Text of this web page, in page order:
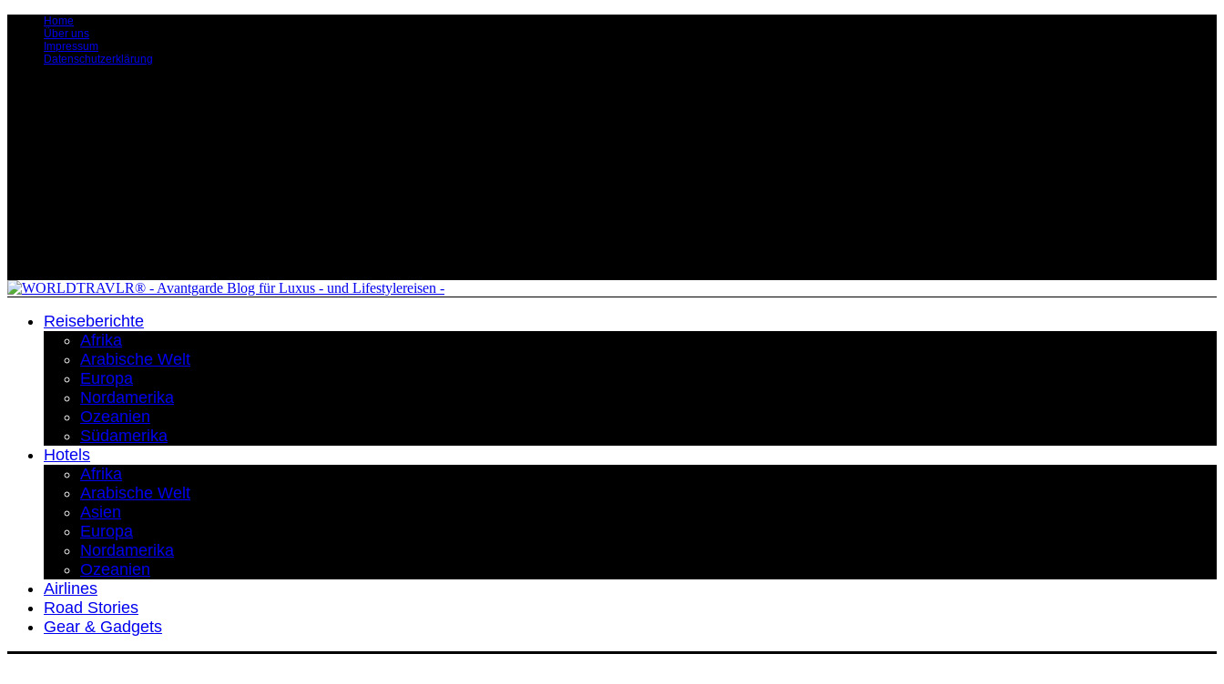
Home
Über uns
Impressum
Datenschutzerklärung
Reiseberichte
Afrika
Arabische Welt
Europa
Nordamerika
Ozeanien
Südamerika
Hotels
Afrika
Arabische Welt
Asien
Europa
Nordamerika
Ozeanien
Airlines
Road Stories
Gear & Gadgets